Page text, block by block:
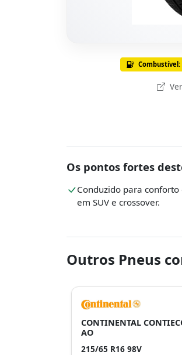
Combustível:
Os pontos fortes
Conduzido para
em SUV e crossover.
Outros Pneus
CONTINENTAL
AO
215/65 R16 98V